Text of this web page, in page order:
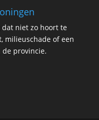
niet zo hoort te
milieuschade of een
provincie.